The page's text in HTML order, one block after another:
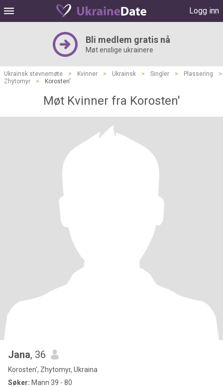
Logg inn
Bli medlem gratis nå
Møt enslige ukrainere
Ukrainsk stevnemøte > Kvinner > Ukrainsk > Singler > Plassering
>
Zhytomyr
> Korosten'
Møt Kvinner fra Korosten'
Jana, 36
Korosten', Zhytomyr, Ukraina
Søker: Mann 39 - 80